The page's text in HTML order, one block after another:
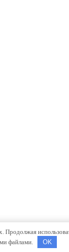
Продолжая
файлами.
OK